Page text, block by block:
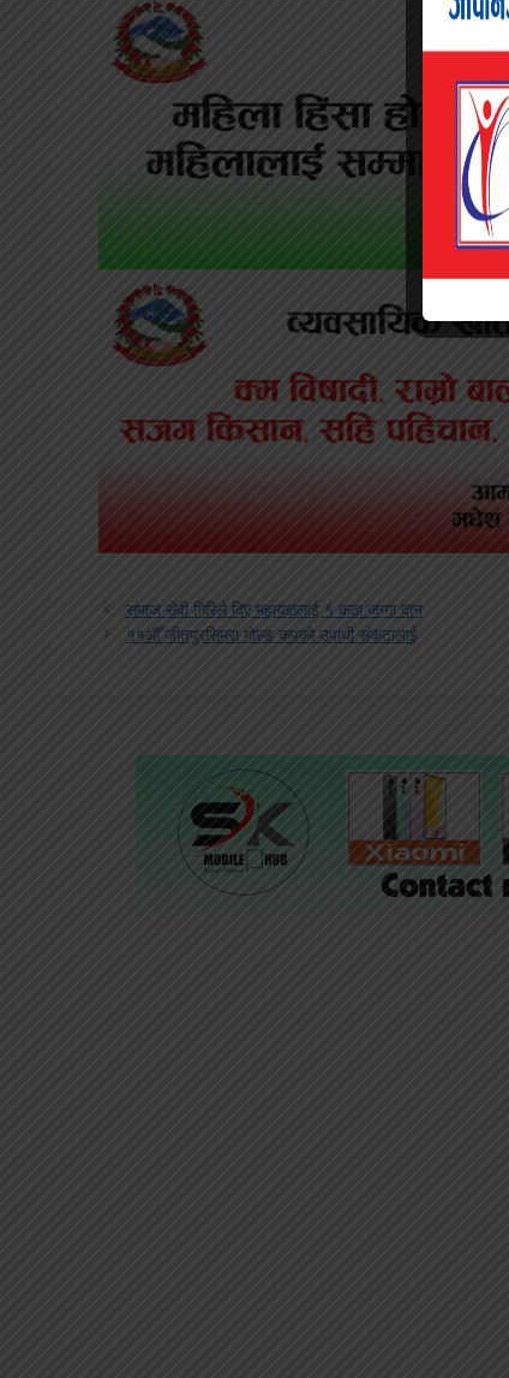
समाज सेवी गिरिले दिए महायज्ञलाई १ कठा जग्गा दान
११औँ जीतपुरसिमरा गोल्ड कपको उपाधी संकटालाई